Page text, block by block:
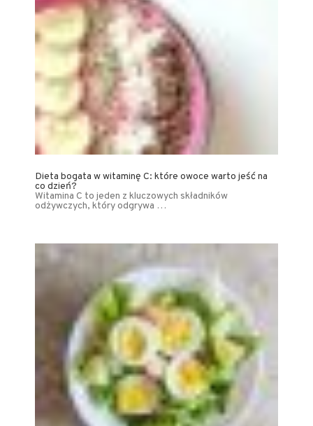
Dieta bogata w witaminę C: które owoce warto jeść na
co dzień?
Witamina C to jeden z kluczowych składników
odżywczych, który odgrywa …